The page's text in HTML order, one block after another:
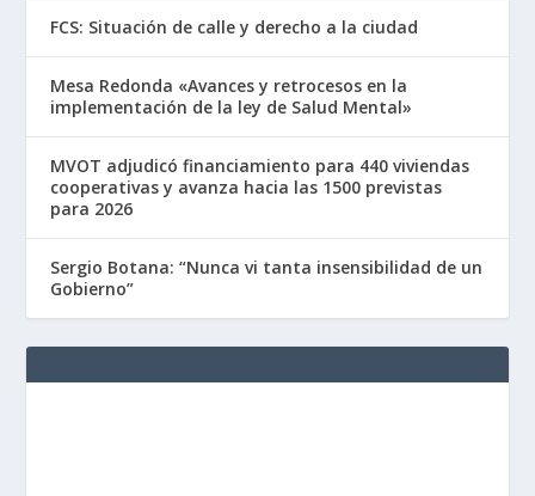
FCS: Situación de calle y derecho a la ciudad
Mesa Redonda «Avances y retrocesos en la
implementación de la ley de Salud Mental»
MVOT adjudicó financiamiento para 440 viviendas
cooperativas y avanza hacia las 1500 previstas
para 2026
Sergio Botana: “Nunca vi tanta insensibilidad de un
Gobierno”